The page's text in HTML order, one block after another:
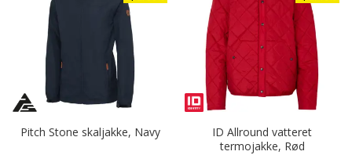
Pitch Stone skaljakke, Navy
ID Allround vatteret
termojakke, Rød